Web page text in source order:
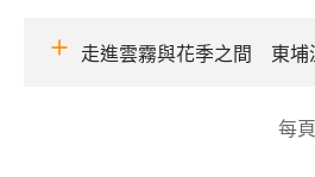
走進雲霧與花季之間 東埔
每